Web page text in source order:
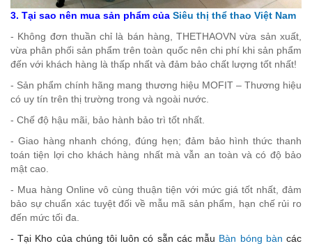
3. Tại sao nên mua sản phẩm của Siêu thị thể thao Việt Nam
- Không đơn thuần chỉ là bán hàng, THETHAOVN vừa sản xuất,
vừa phân phối sản phẩm trên toàn quốc nên chi phí khi sản phẩm
đến với khách hàng là thấp nhất và đảm bảo chất lượng tốt nhất!
- Sản phẩm chính hãng mang thương hiệu MOFIT – Thương hiệu
có uy tín trên thị trường trong và ngoài nước.
- Chế độ hậu mãi, bảo hành bảo trì tốt nhất.
- Giao hàng nhanh chóng, đúng hẹn; đảm bảo hình thức thanh
toán tiện lợi cho khách hàng nhất mà vẫn an toàn và có độ bảo
mật cao.
- Mua hàng Online vô cùng thuận tiện với mức giá tốt nhất, đảm
bảo sự chuẩn xác tuyệt đối về mẫu mã sản phẩm, hạn chế rủi ro
đến mức tối đa.
- Tại Kho của chúng tôi luôn có sẵn các mẫu Bàn bóng bàncác